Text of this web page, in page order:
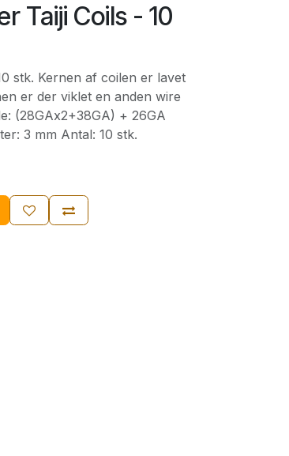
Taiji Coils - 10
stk. Kernen af coilen er lavet
er der viklet en anden wire
(28GAx2+38GA) + 26GA
3 mm Antal: 10 stk.